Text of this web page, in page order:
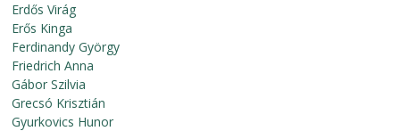
Erdős Virág
Erős Kinga
Ferdinandy György
Friedrich Anna
Gábor Szilvia
Grecsó Krisztián
Gyurkovics Hunor